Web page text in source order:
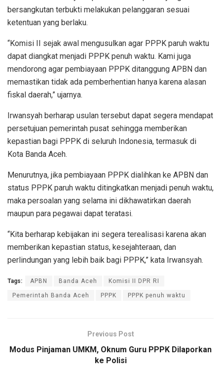
bersangkutan terbukti melakukan pelanggaran sesuai
ketentuan yang berlaku.
“Komisi II sejak awal mengusulkan agar PPPK paruh waktu
dapat diangkat menjadi PPPK penuh waktu. Kami juga
mendorong agar pembiayaan PPPK ditanggung APBN dan
memastikan tidak ada pemberhentian hanya karena alasan
fiskal daerah,” ujarnya.
Irwansyah berharap usulan tersebut dapat segera mendapat
persetujuan pemerintah pusat sehingga memberikan
kepastian bagi PPPK di seluruh Indonesia, termasuk di
Kota Banda Aceh.
Menurutnya, jika pembiayaan PPPK dialihkan ke APBN dan
status PPPK paruh waktu ditingkatkan menjadi penuh waktu,
maka persoalan yang selama ini dikhawatirkan daerah
maupun para pegawai dapat teratasi.
“Kita berharap kebijakan ini segera terealisasi karena akan
memberikan kepastian status, kesejahteraan, dan
perlindungan yang lebih baik bagi PPPK,” kata Irwansyah.
Tags: APBN Banda Aceh Komisi II DPR RI
Pemerintah Banda Aceh PPPK PPPK penuh waktu
Previous Post
Modus Pinjaman UMKM, Oknum Guru PPPK Dilaporkan
ke Polisi